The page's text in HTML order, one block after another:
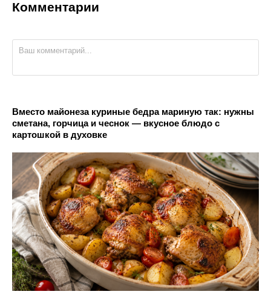
Комментарии
Вместо майонеза куриные бедра мариную так: нужны
сметана, горчица и чеснок — вкусное блюдо с
картошкой в духовке